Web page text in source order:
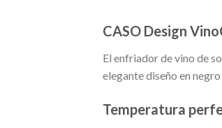
CASO Design
El enfriador de vino de
elegante diseño en
Temperatura